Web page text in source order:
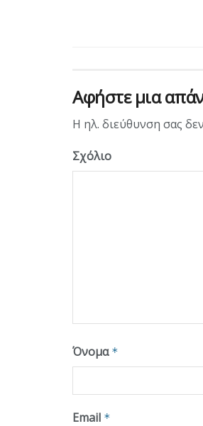
Αφήστε μια
Η ηλ. διεύθυνση σας
Σχόλιο
Όνομα *
Email *